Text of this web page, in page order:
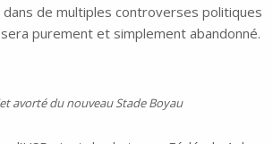
de multiples controverses politiques
purement et simplement abandonné.
avorté du nouveau Stade Boyau